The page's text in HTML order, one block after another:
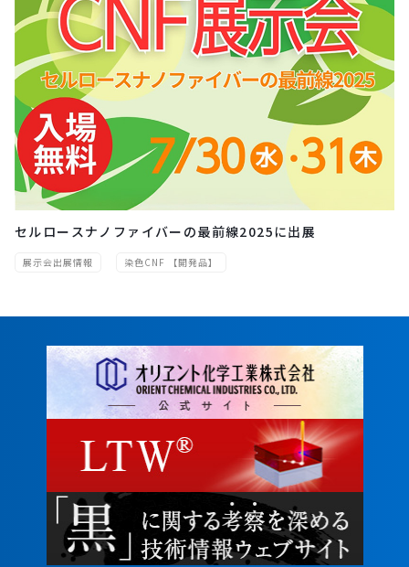
セルロースナノファイバーの最前線2025に出展
展示会出展情報 染色CNF 【開発品】